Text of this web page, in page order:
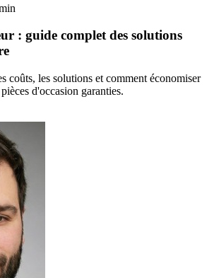
: guide complet des solutions
coûts, les solutions et comment économiser
d'occasion garanties.